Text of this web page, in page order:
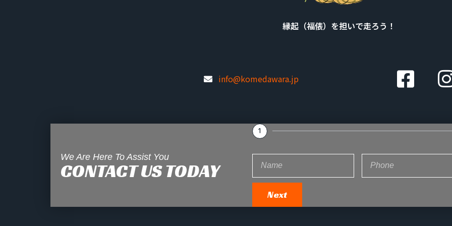
縁起（福俵）を担いで走ろう！
info@komedawara.jp
We Are Here To Assist You
CONTACT US TODAY
1
Next